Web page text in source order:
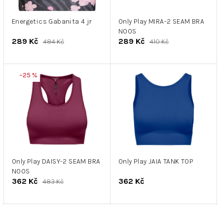
ů
d
u
k
Energetics Gabanita 4 jr
289 Kč 484 Kč
Only Play MIRA-2 SEAM BRA
NOOS
289 Kč 410 Kč
–25 %
Only Play DAISY-2 SEAM BRA
NOOS
362 Kč 483 Kč
Only Play JAIA TANK TOP
362 Kč